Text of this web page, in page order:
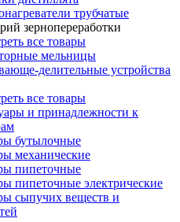
трубчатые
зернопереработки
все товары
мельницы
делительные устройства
все товары
и принадлежности к
бутылочные
механические
пипеточные
пипеточные электрические
сыпучих веществ и